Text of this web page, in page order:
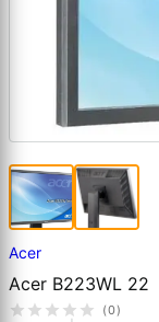
Acer
Acer B223WL 22
(0)